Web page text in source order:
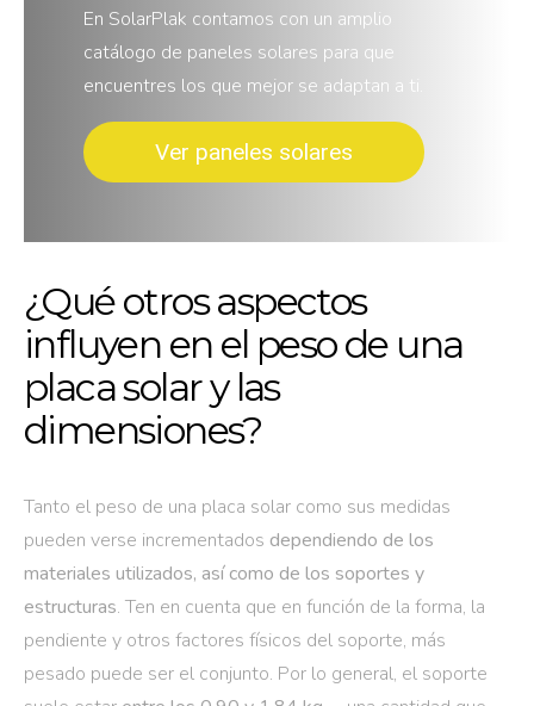
En SolarPlak contamos con un amplio
catálogo de paneles solares para que
encuentres los que mejor se adaptan a ti.
Ver paneles solares
¿Qué otros aspectos
influyen en el peso de una
placa solar y las
dimensiones?
Tanto el peso de una placa solar como sus medidas
pueden verse incrementados dependiendo de los
materiales utilizados, así como de los soportes y
estructuras. Ten en cuenta que en función de la forma, la
pendiente y otros factores físicos del soporte, más
pesado puede ser el conjunto. Por lo general, el soporte